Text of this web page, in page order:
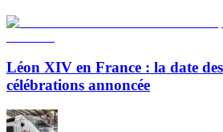
Léon XIV en France : la date
célébrations annoncée